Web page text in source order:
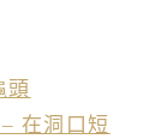
頭
在洞口短